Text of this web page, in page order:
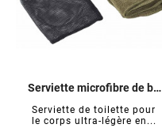
Serviette microfibre de bivouac
Serviette de toilette pour
le corps ultra-légère en...